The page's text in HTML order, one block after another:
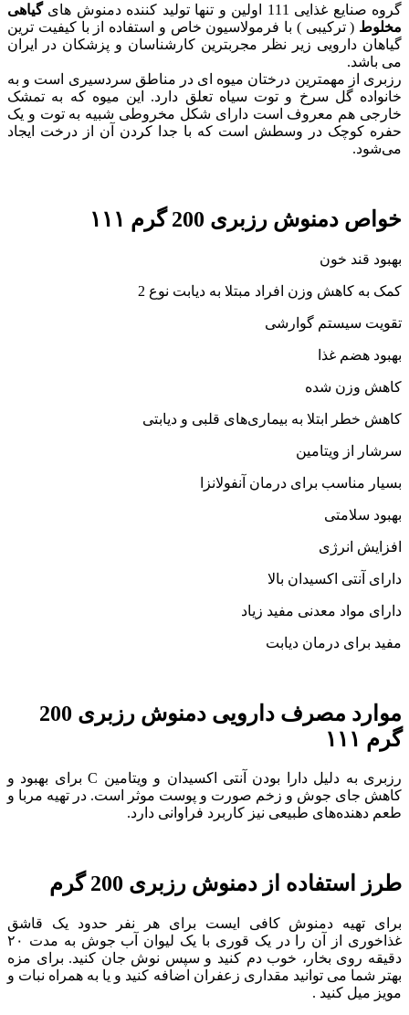
گروه صنایع غذایی 111 اولین و تنها تولید کننده دمنوش های
گیاهی
مخلوط ( ترکیبی ) با فرمولاسیون خاص و استفاده از با کیفیت ترین
گیاهان دارویی زیر نظر مجربترین کارشناسان و پزشکان در ایران
می باشد.
رزبری از مهمترین درختان میوه ای در مناطق سردسیری است و به
خانواده گل سرخ و توت سیاه تعلق دارد. این میوه که به تمشک
خارجی هم معروف است دارای شکل مخروطی شبیه به توت و یک
حفره کوچک در وسطش است که با جدا کردن آن از درخت ایجاد
می‌شود.
خواص دمنوش رزبری 200 گرم ۱۱۱
بهبود قند خون
کمک به کاهش وزن افراد مبتلا به دیابت نوع 2
تقویت سیستم گوارشی
بهبود هضم غذا
کاهش وزن شده
کاهش خطر ابتلا به بیماری‌های قلبی و دیابتی
سرشار از ویتامین
بسیار مناسب برای درمان آنفولانزا
بهبود سلامتی
افزایش انرژی
دارای آنتی اکسیدان بالا
دارای مواد معدنی مفید زیاد
مفید برای درمان دیابت
موارد مصرف دارویی دمنوش رزبری 200
گرم ۱۱۱
رزبری به دلیل دارا بودن آنتی اکسیدان و ویتامین C برای بهبود و
کاهش جای جوش و زخم صورت و پوست موثر است. در تهیه مربا و
طعم دهنده‌های طبیعی نیز کاربرد فراوانی دارد.
طرز استفاده از دمنوش رزبری 200 گرم
برای تهیه دمنوش کافی ایست برای هر نفر حدود یک قاشق
غذاخوری از آن را در یک قوری با یک لیوان آب جوش به مدت ۲۰
دقیقه روی بخار، خوب دم کنید و سپس نوش جان کنید. برای مزه
بهتر شما می توانید مقداری زعفران اضافه کنید و یا به همراه نبات و
مویز میل کنید .